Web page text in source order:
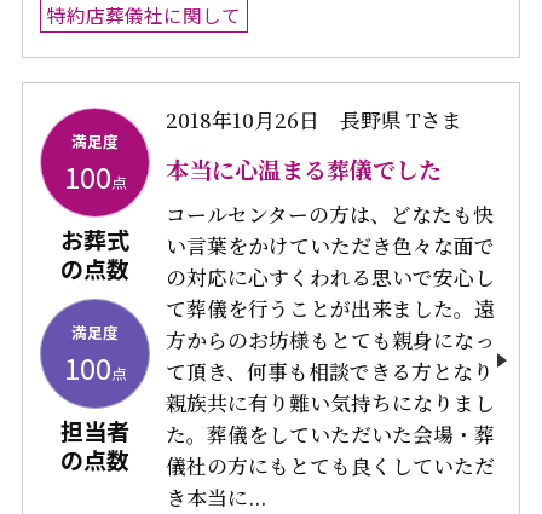
特約店葬儀社に関して
満足度
100点
お葬式
の点数
満足度
100点
担当者
の点数
2018年10月26日 長野県 Tさま
本当に心温まる葬儀でした
コールセンターの方は、どなたも快
い言葉をかけていただき色々な面で
の対応に心すくわれる思いで安心し
て葬儀を行うことが出来ました。遠
方からのお坊様もとても親身になっ
て頂き、何事も相談できる方となり
親族共に有り難い気持ちになりまし
た。葬儀をしていただいた会場・葬
儀社の方にもとても良くしていただ
き本当に...